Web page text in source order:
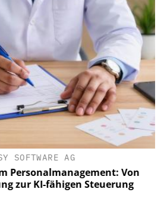
SOFTWARE AG
Personalmanagement: Von
zur KI-fähigen Steuerung